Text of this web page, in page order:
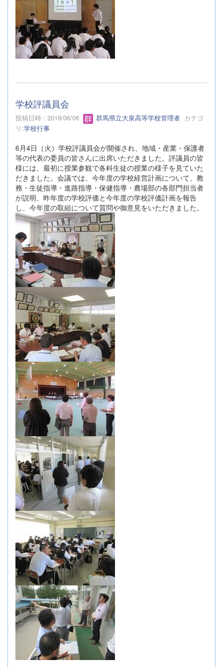
学校評議員会
投稿日時 : 2019/06/06 群馬県立大泉高等学校管理者 カテゴ
リ:学校行事
6月4日（火）学校評議員会が開催され、地域・産業・保護者
等の代表の委員の皆さんに出席いただきました。評議員の皆
様には、最初に授業参観で各科生徒の授業の様子を見ていた
だきました。会議では、今年度の学校経営計画について、教
務・生徒指導・進路指導・保健指導・農場部の各部門担当者
が説明、昨年度の学校評価と今年度の学校評価計画を報告
し、今年度の取組について質問や御意見をいただきました。